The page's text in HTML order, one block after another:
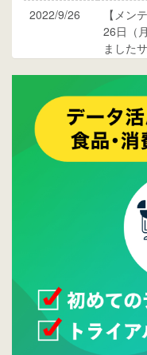
2022/9/26
【メン
26日（
ました
ご覧く
2015/10/19
ウレコ
プ。詳
2015/09/28
ウレコ
しまし
ら。
ウレコ